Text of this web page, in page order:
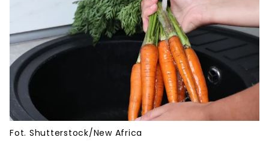
Fot. Shutterstock/New Africa